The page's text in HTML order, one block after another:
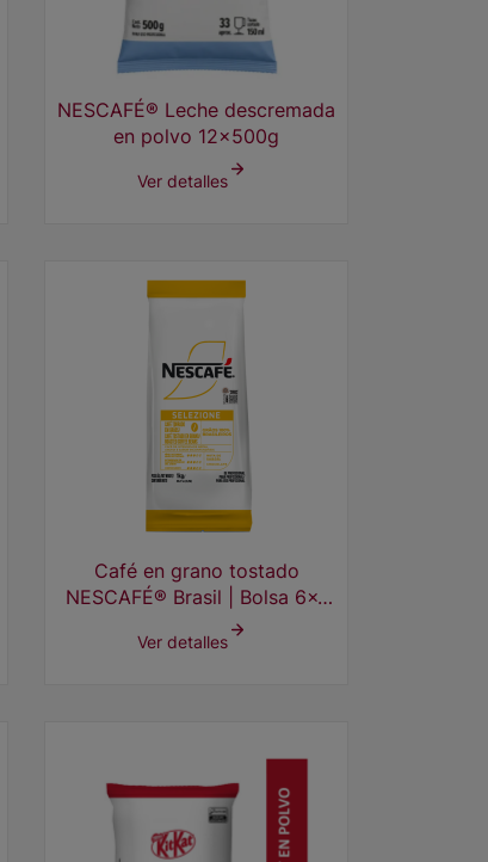
NESCAFÉ® Leche descremada
en polvo 12x500g
Ver detalles
Café en grano tostado
NESCAFÉ® Brasil | Bolsa 6x1
Ver detalles